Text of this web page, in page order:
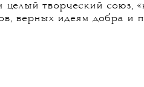
целый творческий союз,
верных идеям добра и